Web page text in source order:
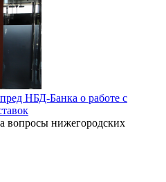
НБД-Банка о работе с
вопросы нижегородских